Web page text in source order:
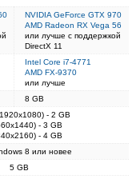
NVIDIA GeForce GTX 970
AMD Radeon RX Vega 56
или лучше с поддержкой
DirectX 11
Intel Core i7-4771
AMD FX-9370
или лучше
8 GB
- 2 GB
- 3 GB
- 4 GB
8 или новее
5 GB